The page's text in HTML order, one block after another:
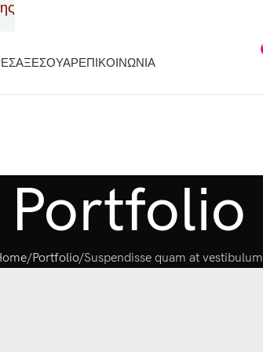
ΑΞΕΣΟΥΑΡΕΠΙΚΟΙΝΩΝΙΑ
Portfolio
Portfolio Suspendisse quam at vestibulum